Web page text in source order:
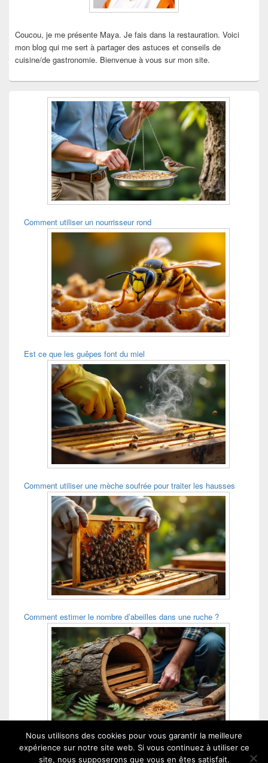
Coucou, je me présente Maya. Je fais dans la restauration. Voici
mon blog qui me sert à partager des astuces et conseils de
cuisine/de gastronomie. Bienvenue à vous sur mon site.
Comment utiliser un nourrisseur rond
Est ce que les guêpes font du miel
Comment utiliser une mèche soufrée pour traiter les hausses
Comment estimer le nombre d’abeilles dans une ruche ?
Comment construire une ruche tronc ?
Nous utilisons des cookies pour vous garantir la meilleure
expérience sur notre site web. Si vous continuez à utiliser ce
site, nous supposerons que vous en êtes satisfait.